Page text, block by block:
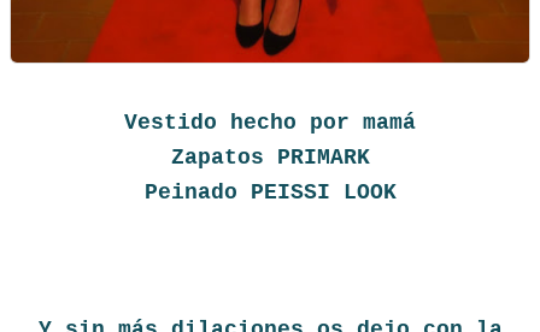
Vestido hecho por mamá
Zapatos PRIMARK
Peinado PEISSI LOOK